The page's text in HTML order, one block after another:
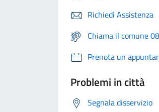
Richiedi Assistenza
Chiama il comune
Prenota un
Problemi in città
Segnala disservizio